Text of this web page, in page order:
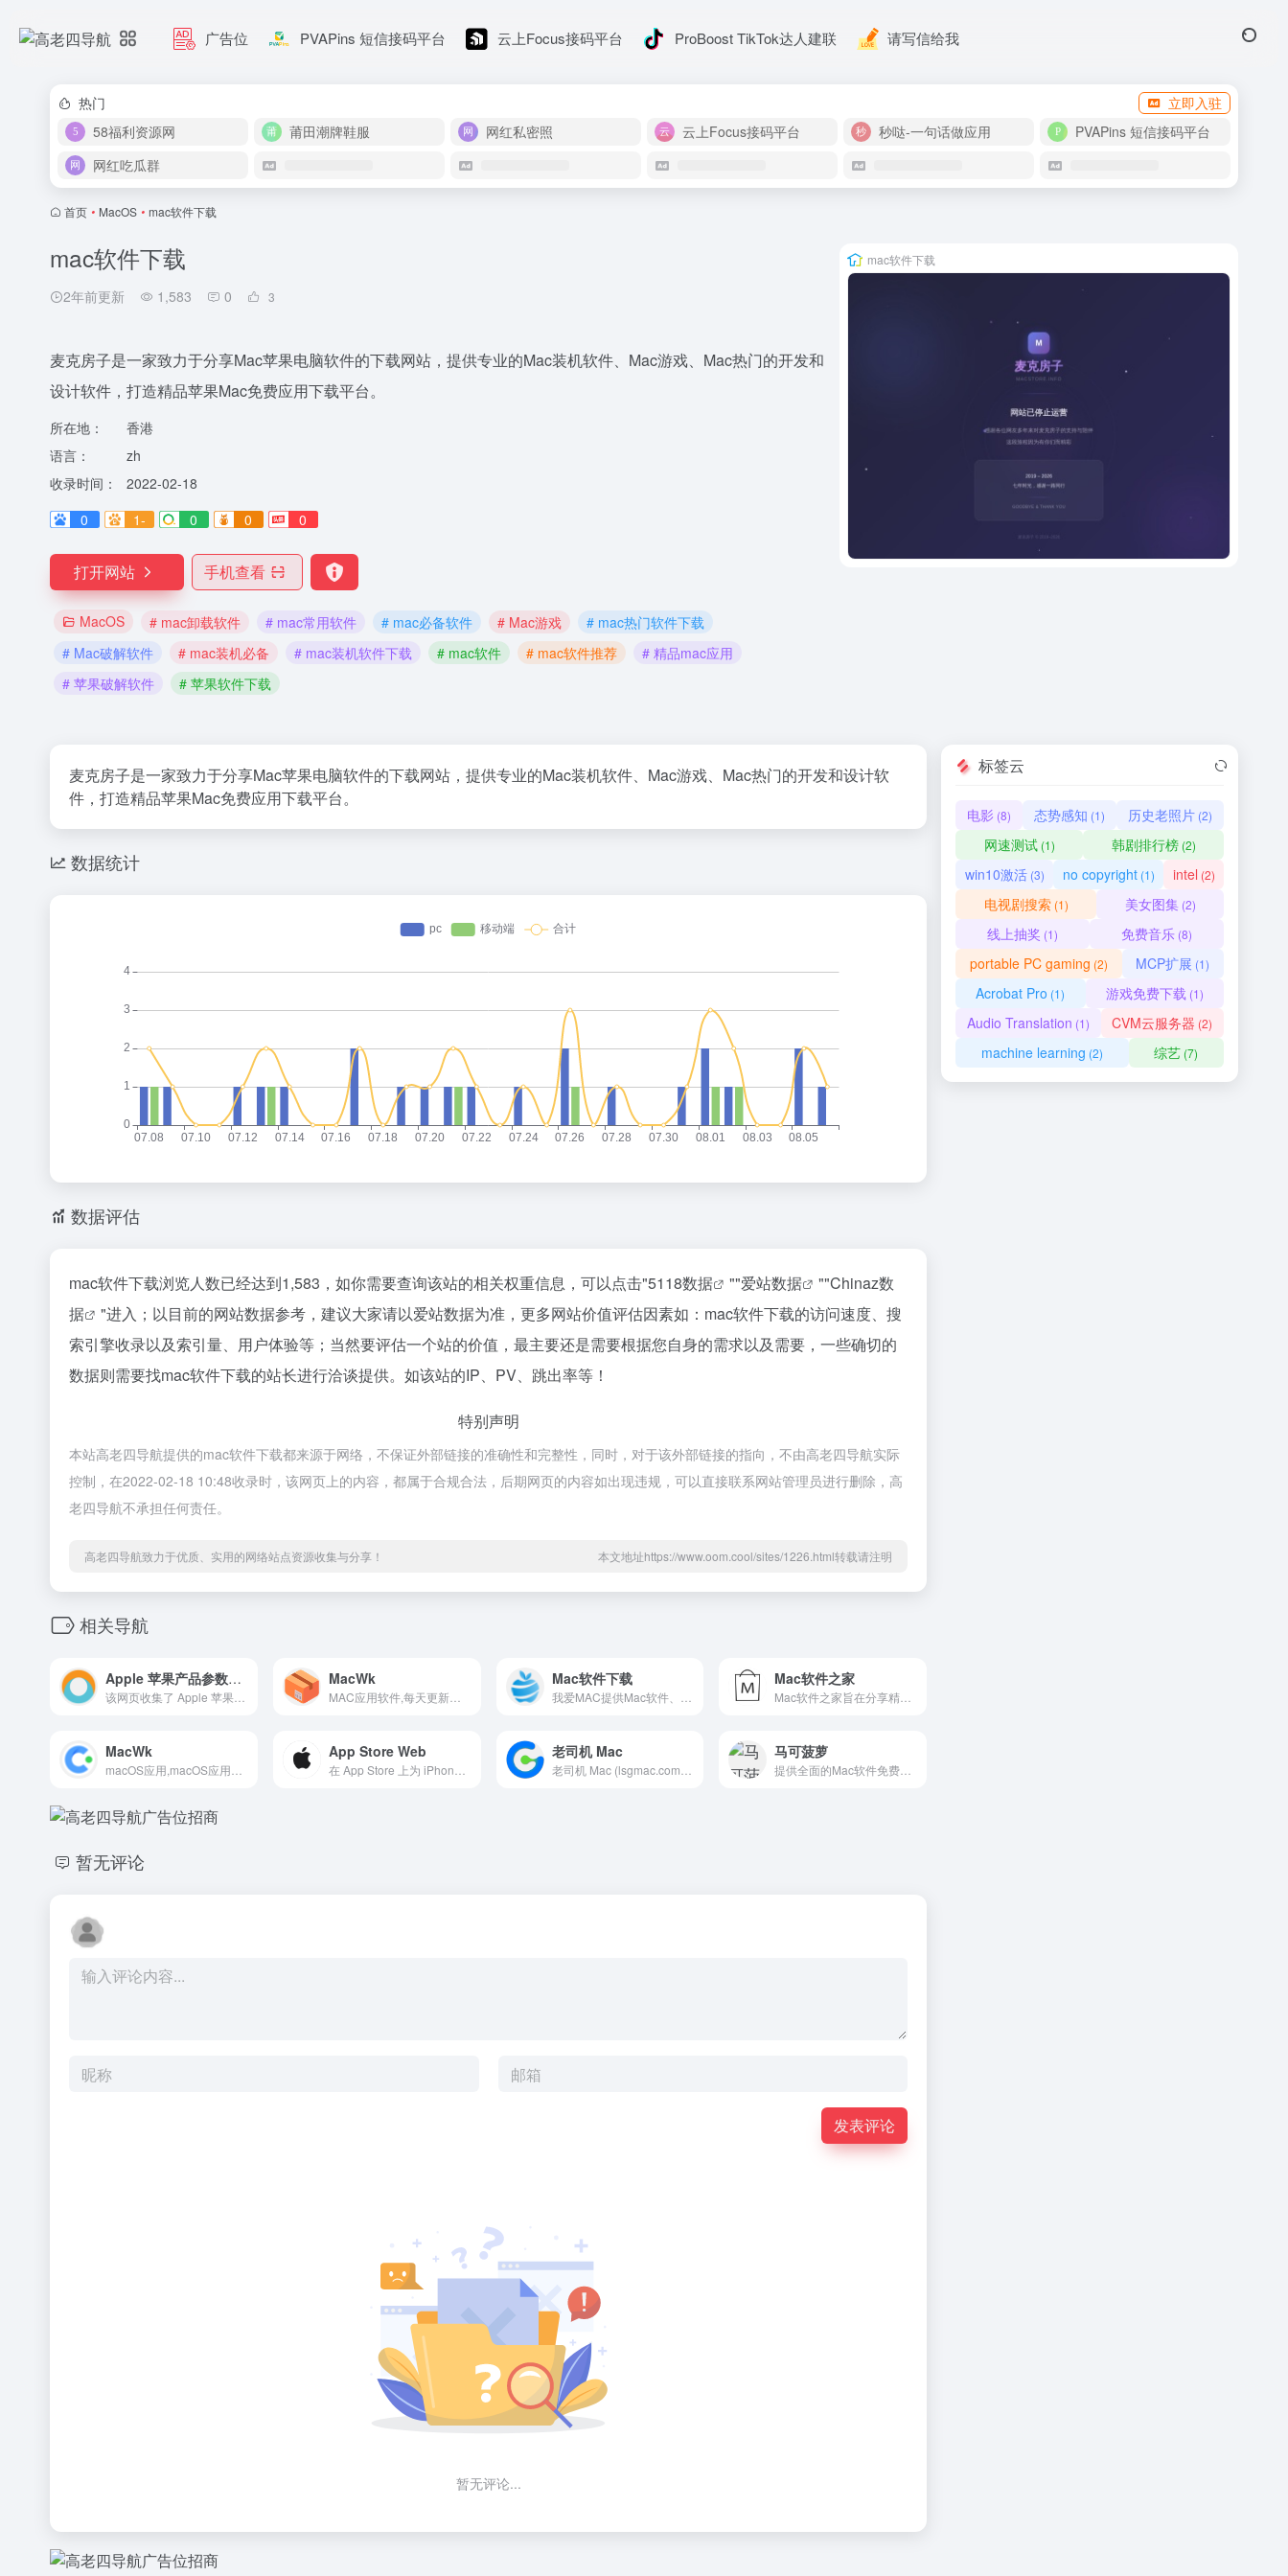
广告位 PVAPins 短信接码平台 云上Focus接码平台 ProBoost TikTok达人建联 请写信给我
热门
立即入驻
58福利资源网
莆田潮牌鞋服 网红私密照 云上Focus接码平台 秒哒-一句话做应用
PVAPins 短信接码平台
网红吃瓜群
首页 • MacOS • mac软件下载
mac软件下载
2年前更新 1,583 0 3
麦克房子是一家致力于分享Mac苹果电脑软件的下载网站，提供专业的Mac装机软件、Mac游戏、Mac热门的开发和
设计软件，打造精品苹果Mac免费应用下载平台。
所在地：
香港
语言：
zh
收录时间：
2022-02-18
0
1- 0 0 0
打开网站 手机查看
MacOS # mac卸载软件 # mac常用软件 # mac必备软件 # Mac游戏
# mac热门软件下载
# Mac破解软件
# mac装机必备 # mac装机软件下载 # mac软件 # mac软件推荐
# 精品mac应用
# 苹果破解软件
# 苹果软件下载
mac软件下载
麦克房子是一家致力于分享Mac苹果电脑软件的下载网站，提供专业的Mac装机软件、Mac游戏、Mac热门的开发和设计软
件，打造精品苹果Mac免费应用下载平台。
数据统计
数据评估
mac软件下载浏览人数已经达到1,583，如你需要查询该站的相关权重信息，可以点击"5118数据 ""爱站数据 ""Chinaz数
据
"进入；以目前的网站数据参考，建议大家请以爱站数据为准，更多网站价值评估因素如：mac软件下载的访问速度、搜
索引擎收录以及索引量、用户体验等；当然要评估一个站的价值，最主要还是需要根据您自身的需求以及需要，一些确切的
数据则需要找mac软件下载的站长进行洽谈提供。如该站的IP、PV、跳出率等！
特别声明
本站高老四导航提供的mac软件下载都来源于网络，不保证外部链接的准确性和完整性，同时，对于该外部链接的指向，不由高老四导航实际
控制，在2022-02-18 10:48收录时，该网页上的内容，都属于合规合法，后期网页的内容如出现违规，可以直接联系网站管理员进行删除，高
老四导航不承担任何责任。
高老四导航致力于优质、实用的网络站点资源收集与分享！ 本文地址https://www.oom.cool/sites/1226.html转载请注明
相关导航
Apple 苹果产品参数中心 MacWk
MAC应用软件,每天更新大量精品mac软件,为您提供优质的mac软件,mac破解版软件下载
Mac软件下载 Mac软件之家
MacWk App Store Web 老司机 Mac 马可菠萝
暂无评论
发表评论
暂无评论...
标签云
电影 (8) 态势感知 (1) 历史老照片 (2)
网速测试(1) 韩剧排行榜(2)
win10激活(3) no copyright(1) intel (2)
电视剧搜索(1) 美女图集(2)
线上抽奖 (1) 免费音乐 (8)
portable PC gaming (2) MCP扩展 (1)
Acrobat Pro (1) 游戏免费下载 (1)
Audio Translation (1) CVM云服务器 (2)
machine learning (2) 综艺 (7)